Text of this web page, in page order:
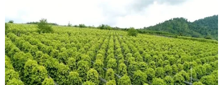
#Căn hộ chung cư
#Châu Thị Thu Nga
#Châu Thị Thu Nga và đồng phạm
#Housing Group
#Tham ô
#Lừa đảo chiếm đoạt tài sản
#tin tức